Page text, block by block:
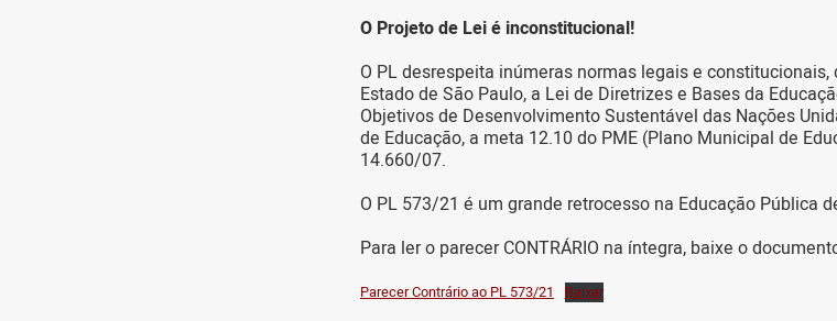
O Projeto de Lei é inconstitucional!
O PL desrespeita inúmeras normas legais e
Estado de São Paulo, a Lei de Diretrizes e Bases da
Objetivos de Desenvolvimento Sustentável das Nações
de Educação, a meta 12.10 do PME (Plano Municipal de
14.660/07.
O PL 573/21 é um grande retrocesso na Educação Pública
Para ler o parecer CONTRÁRIO na íntegra, baixe o
Parecer Contrário ao PL 573/21 Baixar